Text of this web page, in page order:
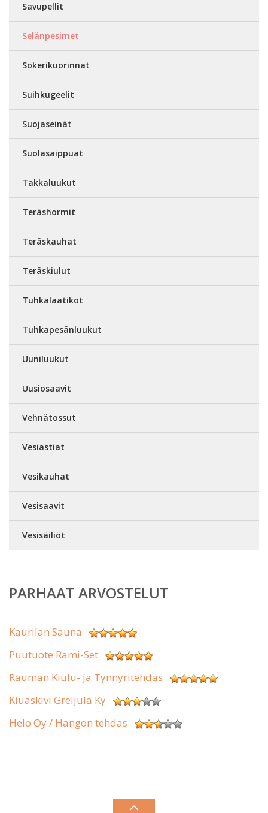
Savupellit
Selänpesimet
Sokerikuorinnat
Suihkugeelit
Suojaseinät
Suolasaippuat
Takkaluukut
Teräshormit
Teräskauhat
Teräskiulut
Tuhkalaatikot
Tuhkapesänluukut
Uuniluukut
Uusiosaavit
Vehnätossut
Vesiastiat
Vesikauhat
Vesisaavit
Vesisäiliöt
PARHAAT ARVOSTELUT
Kaurilan Sauna
Puutuote Rami-Set
Rauman Kiulu- ja Tynnyritehdas
Kiuaskivi Greijula Ky
Helo Oy / Hangon tehdas